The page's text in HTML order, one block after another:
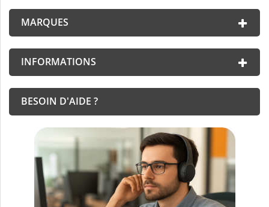
MARQUES
INFORMATIONS
BESOIN D'AIDE ?